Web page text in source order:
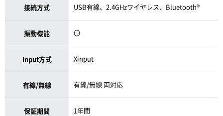
接続方式 USB有線、2.4GHzワイヤレス、Bluetooth®
振動機能 〇
Input方式 Xinput
有線/無線 有線/無線 両対応
保証期間 1年間